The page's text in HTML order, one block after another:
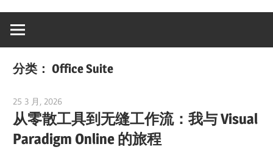
分类：Office Suite
25 3 月, 2026
从零散工具到无缝工作流：我与 Visual
Paradigm Online 的旅程